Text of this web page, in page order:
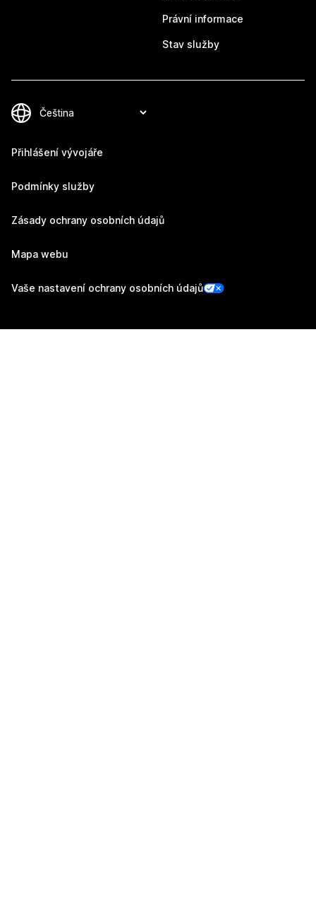
Právní informace
Stav služby
Přihlášení vývojáře
Podmínky služby
Zásady ochrany osobních údajů
Mapa webu
Vaše nastavení ochrany osobních údajů